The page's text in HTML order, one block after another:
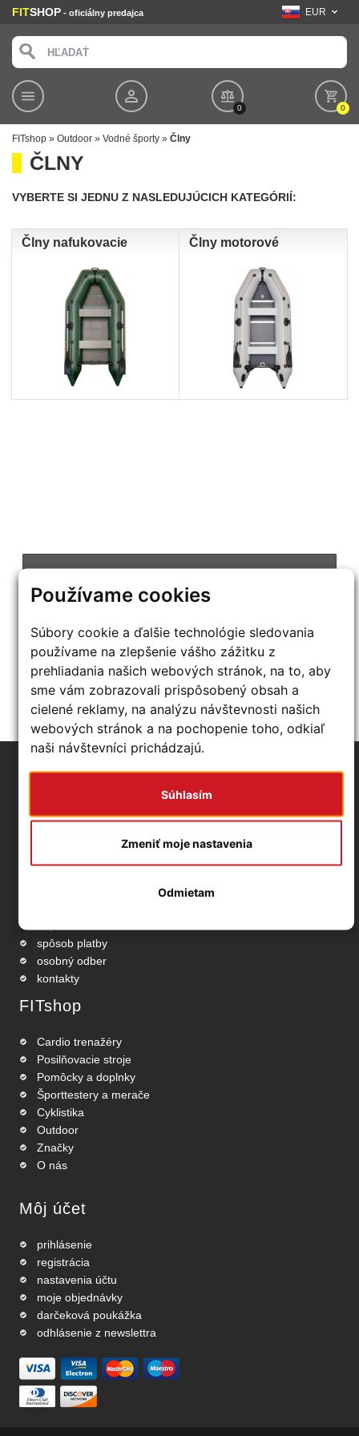
Používame cookies
Súbory cookie a ďalšie technológie sledovania
používame na zlepšenie vášho zážitku z
prehliadania našich webových stránok, na to, aby
sme vám zobrazovali prispôsobený obsah a
cielené reklamy, na analýzu návštevnosti našich
webových stránok a na pochopenie toho, odkiaľ
naši návštevníci prichádzajú.
Súhlasím
Odmietam
Zmeniť moje nastavenia
FITSHOP - oficiálny predajca EUR
0 0
FITshop » Outdoor » Vodné športy » Člny
ČLNY
VYBERTE SI JEDNU Z NASLEDUJÚCICH KATEGÓRIÍ:
Člny nafukovacie Člny motorové
CENOVÉ BOMBY :-)
CHCEM VIAC INFO
obchodné podmienky
ochrana osobných údajov
spôsob platby
osobný odber
kontakty
FITshop
Cardio trenažéry
Posilňovacie stroje
Pomôcky a doplnky
Športtestery a merače
Cyklistika
Outdoor
Značky
O nás
Môj účet
prihlásenie
registrácia
nastavenia účtu
moje objednávky
darčeková poukážka
odhlásenie z newslettra